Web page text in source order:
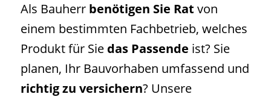
Als Bauherr benötigen Sie Rat von
einem bestimmten Fachbetrieb, welches
Produkt für Sie das Passende ist? Sie
planen, Ihr Bauvorhaben umfassend und
richtig zu versichern? Unsere